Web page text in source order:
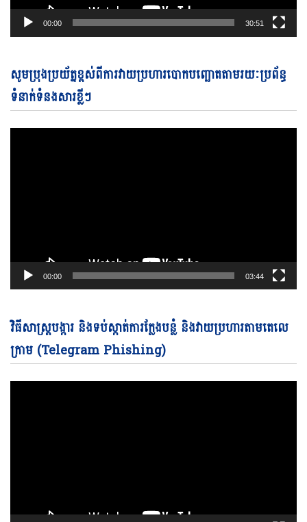
00:00 30:51
សូមប្រុងប្រយ័ត្នខ្ពស់ពីការវាយប្រហារបោកបញ្ឆោតតាមរយៈប្រព័ន្ធ
ទំនាក់ទំនងសារខ្លីៗ
00:00 03:44
វិធីសាស្ត្របង្ការ និងទប់ស្កាត់ការក្លែងបន្លំ និងវាយប្រហារតាមតេលេ
ក្រាម (Telegram Phishing)